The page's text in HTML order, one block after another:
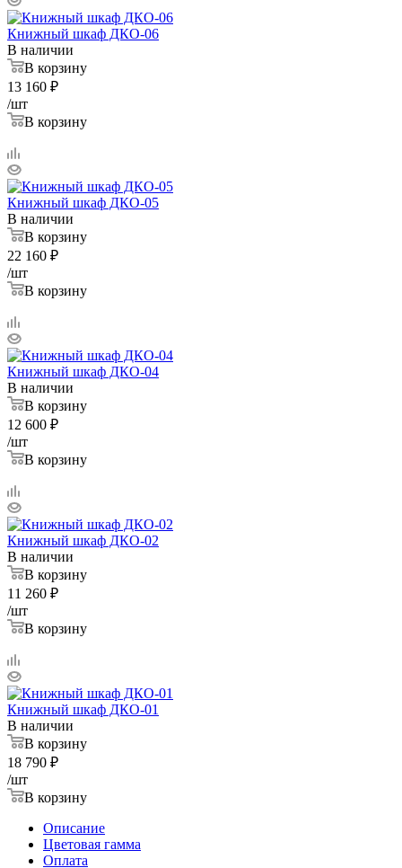
Книжный шкаф ДКО-06
В наличии
В корзину
13 160 ₽
/шт
В корзину
Книжный шкаф ДКО-05
В наличии
В корзину
22 160 ₽
/шт
В корзину
Книжный шкаф ДКО-04
В наличии
В корзину
12 600 ₽
/шт
В корзину
Книжный шкаф ДКО-02
В наличии
В корзину
11 260 ₽
/шт
В корзину
Книжный шкаф ДКО-01
В наличии
В корзину
18 790 ₽
/шт
В корзину
Описание
Цветовая гамма
Оплата